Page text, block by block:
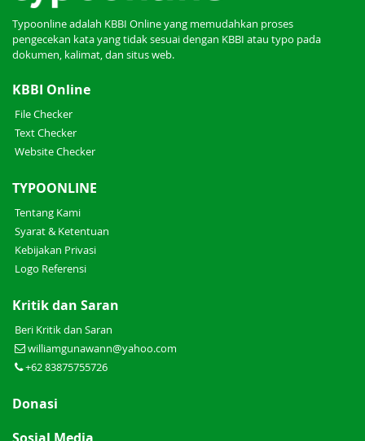
Typoonline adalah KBBI Online yang memudahkan proses
pengecekan kata yang tidak sesuai dengan KBBI atau typo pada
dokumen, kalimat, dan situs web.
KBBI Online
File Checker
Text Checker
Website Checker
TYPOONLINE
Tentang Kami
Syarat & Ketentuan
Kebijakan Privasi
Logo Referensi
Kritik dan Saran
Beri Kritik dan Saran
williamgunawann@yahoo.com
+62 83875755726
Donasi